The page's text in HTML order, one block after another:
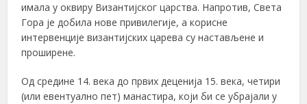
имала у оквиру Византијског царства. Напротив, Света
Гора је добила нове привилегије, а корисне
интервенције византијских царева су настављене и
проширене.
Од средине 14. века до првих деценија 15. века, четири
(или евентуално пет) манастира, који би се убрајали у